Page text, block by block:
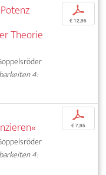
Theorie
4:
p
€ 12,95
4:
p
€ 7,95